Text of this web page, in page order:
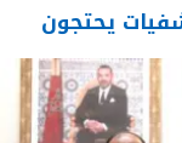
يحتجون